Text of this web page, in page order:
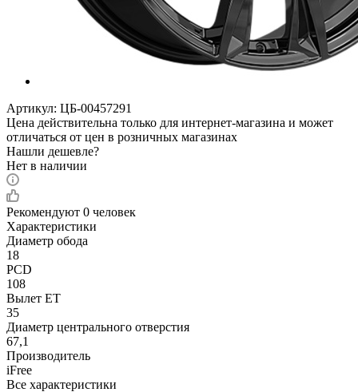
Артикул: ЦБ-00457291
Цена действительна только для интернет-магазина и может
отличаться от цен в розничных магазинах
Нашли дешевле?
Нет в наличии
Рекомендуют 0 человек
Характеристики
Диаметр обода
18
PCD
108
Вылет ET
35
Диаметр центрального отверстия
67,1
Производитель
iFree
Все характеристики